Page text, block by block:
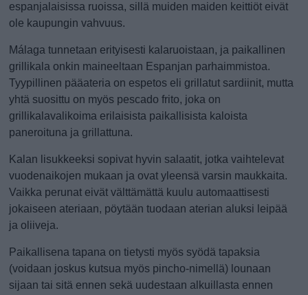
espanjalaisissa ruoissa, sillä muiden maiden keittiöt eivät
ole kaupungin vahvuus.
Málaga tunnetaan erityisesti kalaruoistaan, ja paikallinen
grillikala onkin maineeltaan Espanjan parhaimmistoa.
Tyypillinen pääateria on espetos eli grillatut sardiinit, mutta
yhtä suosittu on myös pescado frito, joka on
grillikalavalikoima erilaisista paikallisista kaloista
paneroituna ja grillattuna.
Kalan lisukkeeksi sopivat hyvin salaatit, jotka vaihtelevat
vuodenaikojen mukaan ja ovat yleensä varsin maukkaita.
Vaikka perunat eivät välttämättä kuulu automaattisesti
jokaiseen ateriaan, pöytään tuodaan aterian aluksi leipää
ja oliiveja.
Paikallisena tapana on tietysti myös syödä tapaksia
(voidaan joskus kutsua myös pincho-nimellä) lounaan
sijaan tai sitä ennen sekä uudestaan alkuillasta ennen